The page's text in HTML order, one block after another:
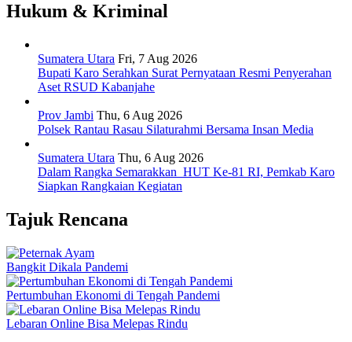
Hukum & Kriminal
Sumatera Utara Fri, 7 Aug 2026
Bupati Karo Serahkan Surat Pernyataan Resmi Penyerahan
Aset RSUD Kabanjahe
Prov Jambi Thu, 6 Aug 2026
Polsek Rantau Rasau Silaturahmi Bersama Insan Media
Sumatera Utara Thu, 6 Aug 2026
Dalam Rangka Semarakkan HUT Ke-81 RI, Pemkab Karo
Siapkan Rangkaian Kegiatan
Tajuk Rencana
Bangkit Dikala Pandemi
Pertumbuhan Ekonomi di Tengah Pandemi
Lebaran Online Bisa Melepas Rindu